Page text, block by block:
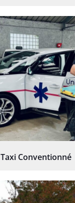
Taxi Conventionné